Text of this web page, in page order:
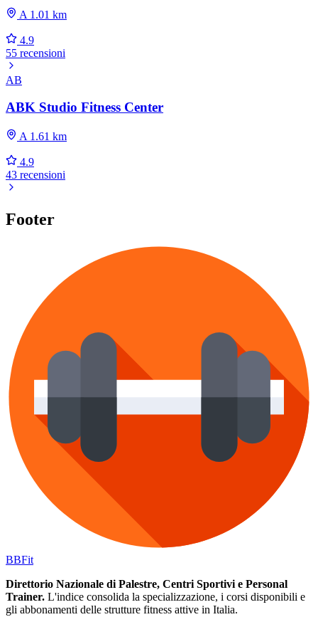
A 1.01 km
4.9
55 recensioni
AB
ABK Studio Fitness Center
A 1.61 km
4.9
43 recensioni
Footer
BBFit
Direttorio Nazionale di Palestre, Centri Sportivi e Personal
Trainer. L'indice consolida la specializzazione, i corsi disponibili e
gli abbonamenti delle strutture fitness attive in Italia.